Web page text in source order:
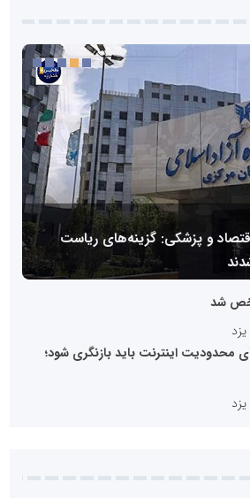
و پزشکی: گزینه‌های ریاست
شد
محدودیت اینترنت باید بازنگری شود؛